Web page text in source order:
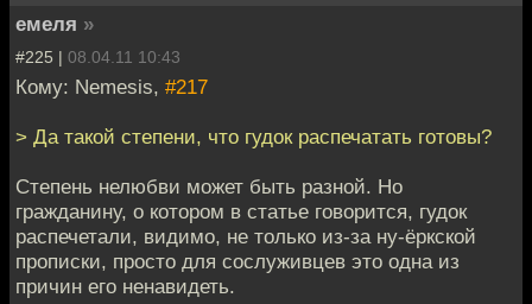
емеля »
#225 | 08.04.11 10:43
Кому: Nemesis, #217
> Да такой степени, что гудок распечатать готовы?
Степень нелюбви может быть разной. Но
гражданину, о котором в статье говорится, гудок
распечетали, видимо, не только из-за ну-ёркской
прописки, просто для сослуживцев это одна из
причин его ненавидеть.